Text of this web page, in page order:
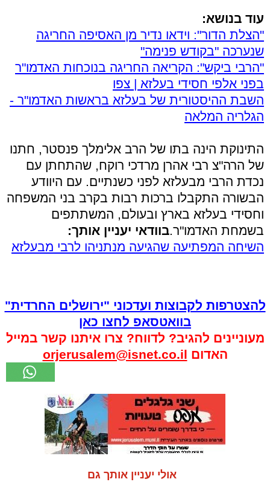
עוד בנושא:
"הצלת הדור": וידאו נדיר מן האסיפה החריגה
שנערכה "בקודש פנימה"
"הרבי ביקש": הקריאה החריגה בנוכחות האדמו"ר
בפני אלפי חסידי בעלזא | צפו
השבת ההיסטורית של בעלזא בראשות האדמו"ר -
הגלריה המלאה
התינוקת הינה בתו של הרב אלימלך פנסטר, חתנו
של הרה"צ רבי אהרן מרדכי רוקח, שהתחתן עם
נכדת הרבי מבעלזא לפני כשנתיים. עם היוודע
הבשורה התקבלו ברכות רבות בקרב בני המשפחה
וחסידי בעלזא בארץ ובעולם, המשתתפים
בשמחת האדמו"ר.בוודאי יעניין אותך:
השיחה המפתיעה שהגיעה מנתניהו לרבי מבעלזא
להצטרפות לקבוצות ועדכוני "ירושלים החרדית"
בוואטסאפ לחצו כאן
מעוניינים להגיב? לדווח? צרו איתנו קשר במייל
האדום orjerusalem@isnet.co.il
אולי יעניין אותך גם